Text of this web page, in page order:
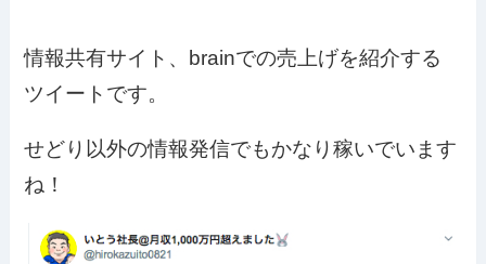
情報共有サイト、brainでの売上げを紹介する
ツイートです。
せどり以外の情報発信でもかなり稼いでいます
ね！